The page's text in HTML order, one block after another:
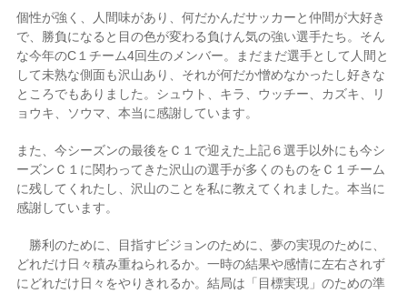
個性が強く、人間味があり、何だかんだサッカーと仲間が大好き
で、勝負になると目の色が変わる負けん気の強い選手たち。そん
な今年のC１チーム4回生のメンバー。まだまだ選手として人間と
して未熟な側面も沢山あり、それが何だか憎めなかったし好きな
ところでもありました。シュウト、キラ、ウッチー、カズキ、リ
ョウキ、ソウマ、本当に感謝しています。
また、今シーズンの最後をＣ１で迎えた上記６選手以外にも今シ
ーズンＣ１に関わってきた沢山の選手が多くのものをＣ１チーム
に残してくれたし、沢山のことを私に教えてくれました。本当に
感謝しています。
勝利のために、目指すビジョンのために、夢の実現のために、
どれだけ日々積み重ねられるか。一時の結果や感情に左右されず
にどれだけ日々をやりきれるか。結局は「目標実現」のための準